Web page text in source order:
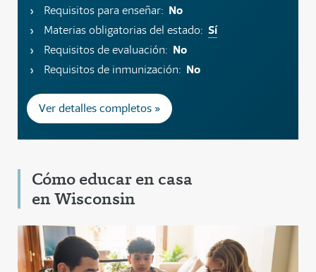
Requisitos para enseñar: No
Materias obligatorias del estado: Sí
Requisitos de evaluación: No
Requisitos de inmunización: No
Ver detalles completos »
Cómo educar en casa
en Wisconsin